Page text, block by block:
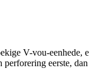
V-vou-
eerste,